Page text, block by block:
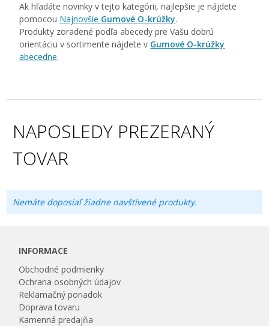
Ak hľadáte novinky v tejto kategórii, najlepšie je nájdete
pomocou Najnovšie Gumové O-krúžky.
Produkty zoradené podľa abecedy pre Vašu dobrú
orientáciu v sortimente nájdete v Gumové O-krúžky
abecedne.
NAPOSLEDY PREZERANÝ
TOVAR
Nemáte doposiaľ žiadne navštívené produkty.
INFORMACE
Obchodné podmienky
Ochrana osobných údajov
Reklamačný poriadok
Doprava tovaru
Kamenná predajňa